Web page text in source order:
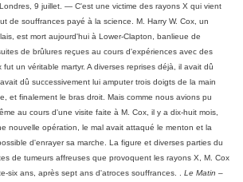
9 juillet. — C'est une victime des rayons X qui vient
de souffrances payé à la science. M. Harry W. Cox, un
est mort aujourd'hui à Lower-Clapton, banlieue de
de brûlures reçues au cours d'expériences avec des
un véritable martyr. A diverses reprises déjà, il avait dû
dû successivement lui amputer trois doigts de la main
et finalement le bras droit. Mais comme nous avions pu
au cours d'une visite faite à M. Cox, il y a dix-huit mois,
nouvelle opération, le mal avait attaqué le menton et la
d'enrayer sa marche. La figure et diverses parties du
de tumeurs affreuses que provoquent les rayons X, M. Cox
six ans, après sept ans d'atroces souffrances. .
Le Matin –